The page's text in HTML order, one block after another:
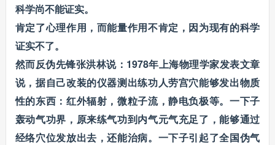
科学尚不能证实。
肯定了心理作用，而能量作用不肯定，因为现有的科学
证实不了。
然而反伪先锋张洪林说：1978年上海物理学家发表文章
说，据自己改装的仪器测出练功人劳宫穴能够发出物质
性的东西：红外辐射，微粒子流，静电负极等。一下子
轰动气功界，原来练气功到内气元气充足了，能够通过
经络穴位发放出去，还能治病。一下子引起了全国伪气